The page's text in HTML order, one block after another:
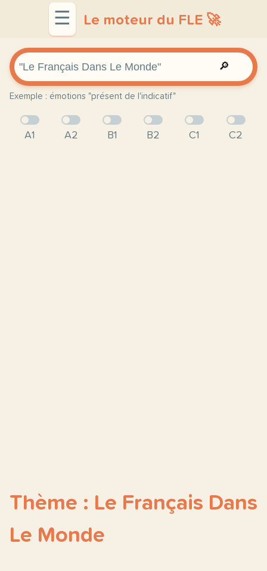
☰ Le moteur du FLE 🚀
🔎
Exemple : émotions "présent de l'indicatif"
A1 A2 B1 B2 C1 C2
Thème : Le Français Dans
Le Monde